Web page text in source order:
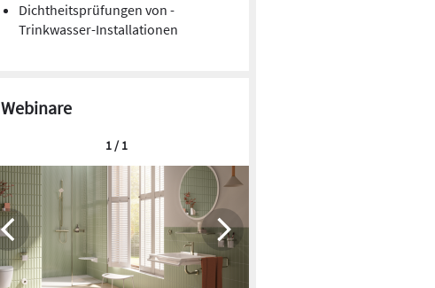
Dichtheitsprüfungen von ­
Trinkwasser-Installationen
Webinare
1 / 1